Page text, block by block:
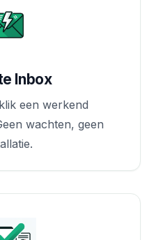
Inbox
een werkend
wachten, geen